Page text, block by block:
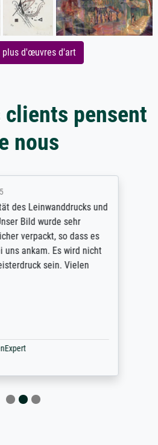
plus d'œuvres d'art
clients pensent
nous
des Leinwanddrucks und
Bild wurde sehr
verpackt, so dass es
uns ankam. Es wird nicht
sein. Vielen